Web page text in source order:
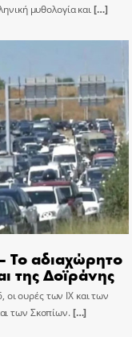
μυθολογία και[…]
Το αδιαχώρητο
της Δοϊράνης
ουρές των ΙΧ και των
των Σκοπίων.[…]